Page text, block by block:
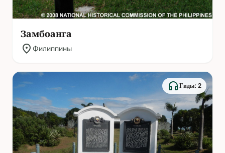
Замбоанга
location_on Филиппины
headphones Гиды: 2